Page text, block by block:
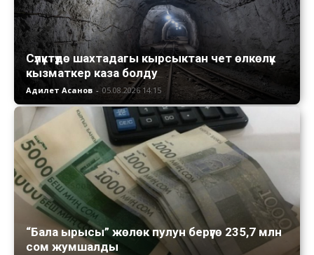
Сүлүктүдө шахтадагы кырсыктан чет өлкөлүк
кызматкер каза болду
Адилет Асанов - 05.08.2026 14:15
“Бала ырысы” жөлөк пулун берүүгө 235,7 млн
сом жумшалды